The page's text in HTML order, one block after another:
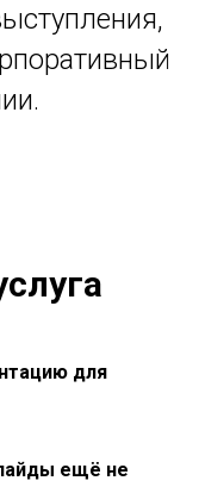
для
ещё не